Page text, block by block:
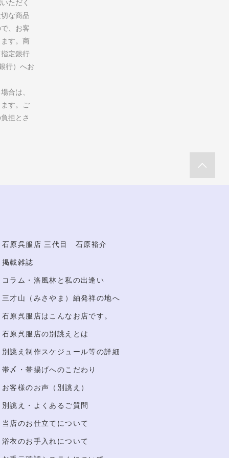
ただく
な商品
、お客
す。商
定銀行
行）へお
合は、
す。ご
担とさ
石原呉服店 三代目 石原裕介
掲載雑誌
コラム・洛風林と私の出逢い
三才山（みさやま）紬発祥の地へ
石原呉服店はこんなお店です。
石原呉服店の別誂えとは
別誂え制作スケジュール等の詳細
帯〆・帯揚げへのこだわり
お客様のお声（別誂え）
別誂え・よくあるご質問
当店のお仕立てについて
浴衣のお手入れについて